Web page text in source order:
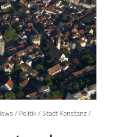
/ Politik/Stadt Konstanz/